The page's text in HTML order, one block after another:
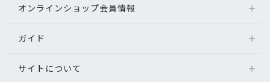
オンラインショップ会員情報
ガイド
サイトについて